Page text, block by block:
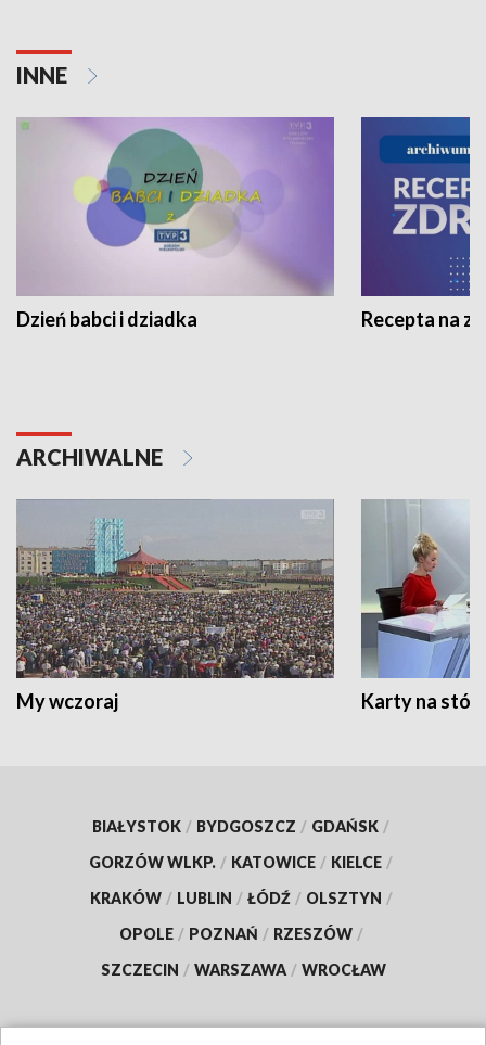
INNE
Dzień babci i dziadka Recepta na
ARCHIWALNE
My wczoraj Karty na
BIAŁYSTOK / BYDGOSZCZ / GDAŃSK /
GORZÓW WLKP. / KATOWICE / KIELCE /
KRAKÓW / LUBLIN / ŁÓDŹ / OLSZTYN /
OPOLE / POZNAŃ / RZESZÓW /
SZCZECIN / WARSZAWA / WROCŁAW